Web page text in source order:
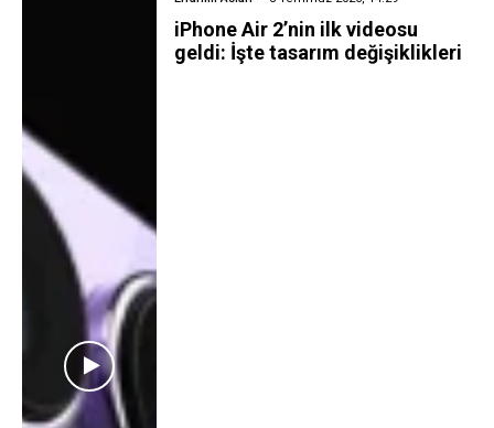
iPhone Air 2’nin ilk videosu
geldi: İşte tasarım değişiklikleri